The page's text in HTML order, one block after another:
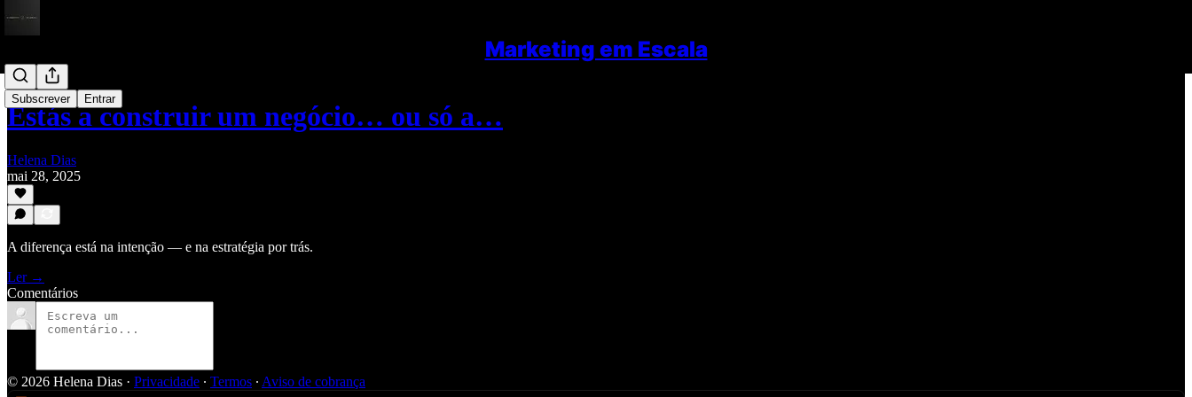
Marketing em Escala
Subscrever Entrar
Estás a construir um negócio… ou só a…
Helena Dias
mai 28, 2025
A diferença está na intenção — e na estratégia por trás.
Ler →
Comentários
© 2026 Helena Dias · Privacidade ∙ Termos ∙ Aviso de cobrança